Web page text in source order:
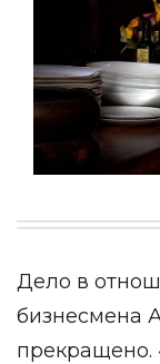
Дело в
бизнесмена
прекращено.